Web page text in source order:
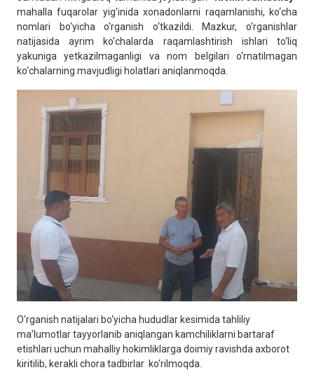
mahalla fuqarolar yig'inida xonadonlarni raqamlanishi, ko‘cha
nomlari bo‘yicha o‘rganish o‘tkazildi. Mazkur, o‘rganishlar
natijasida ayrim ko'chalarda raqamlashtirish ishlari to‘liq
yakuniga yetkazilmaganligi va nom belgilari o‘rnatilmagan
ko‘chalarning mavjudligi holatlari aniqlanmoqda.
O‘rganish natijalari bo‘yicha hududlar kesimida tahliliy
ma’lumotlar tayyorlanib aniqlangan kamchiliklarni bartaraf
etishlari uchun mahalliy hokimliklarga doimiy ravishda axborot
kiritilib, kerakli chora tadbirlar ko‘rilmoqda.